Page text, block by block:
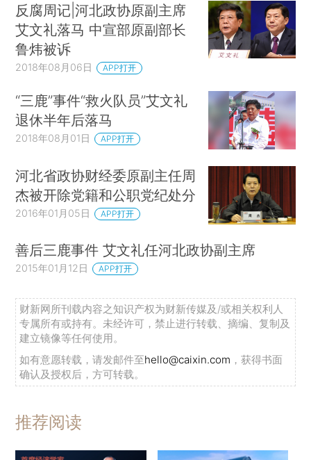
反腐周记|河北政协原副主席
艾文礼落马 中宣部原副部长
鲁炜被诉
2018年08月06日 APP打开
“三鹿”事件“救火队员”艾文礼
退休半年后落马
2018年08月01日 APP打开
河北省政协财经委原副主任周
杰被开除党籍和公职党纪处分
2016年01月05日 APP打开
善后三鹿事件 艾文礼任河北政协副主席
2015年01月12日 APP打开
财新网所刊载内容之知识产权为财新传媒及/或相关权利人
专属所有或持有。未经许可，禁止进行转载、摘编、复制及
建立镜像等任何使用。
如有意愿转载，请发邮件至hello@caixin.com ，获得书面
确认及授权后，方可转载。
推荐阅读